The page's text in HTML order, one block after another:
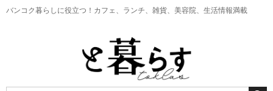
バンコク暮らしに役立つ！ カフェ、ランチ、雑貨、美容院、生活情報満載